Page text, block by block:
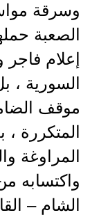
وسرقة
الصعبة
إعلام
السورية ،
موقف
المتكررة
المراوغة
واكتسابه
الشام –